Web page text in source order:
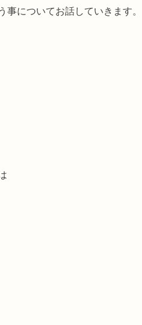
事についてお話していきます。